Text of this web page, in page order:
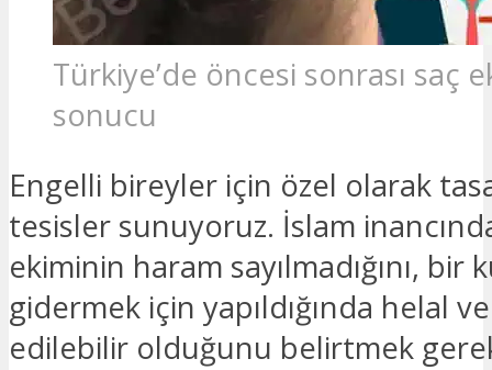
Türkiye’de öncesi sonrası saç
sonucu
Engelli bireyler için özel olarak
tesisler sunuyoruz. İslam
ekiminin haram sayılmadığını, bir
gidermek için yapıldığında helal
edilebilir olduğunu belirtmek